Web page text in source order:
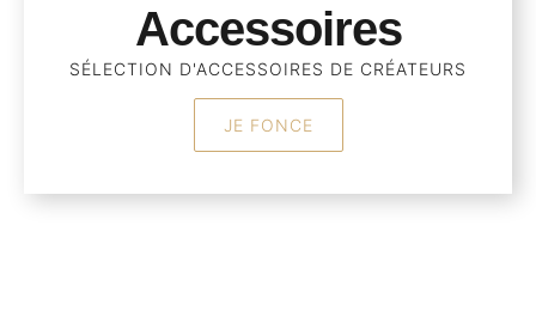
Accessoires
SÉLECTION D'ACCESSOIRES DE CRÉATEURS
JE FONCE